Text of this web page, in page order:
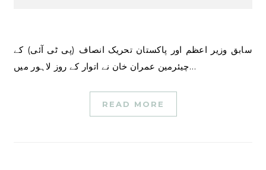
سابق وزیر اعظم اور پاکستان تحریک انصاف (پی ٹی آئی) کے
چیئرمین عمران خان نے اتوار کے روز لاہور میں…
READ MORE